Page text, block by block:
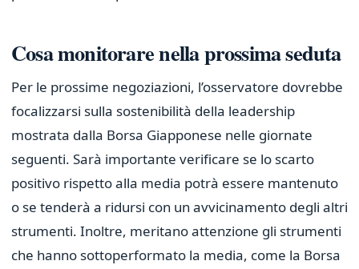
Cosa monitorare nella prossima seduta
Per le prossime negoziazioni, l’osservatore dovrebbe
focalizzarsi sulla sostenibilità della leadership
mostrata dalla Borsa Giapponese nelle giornate
seguenti. Sarà importante verificare se lo scarto
positivo rispetto alla media potrà essere mantenuto
o se tenderà a ridursi con un avvicinamento degli altri
strumenti. Inoltre, meritano attenzione gli strumenti
che hanno sottoperformato la media, come la Borsa